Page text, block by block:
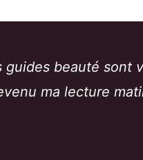
beauté sont
ma lecture